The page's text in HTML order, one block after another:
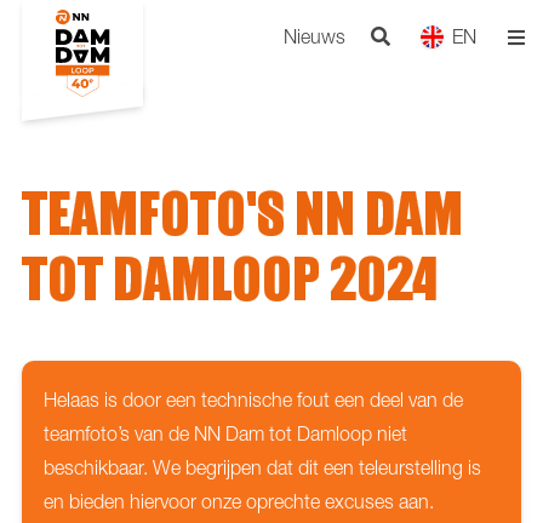
Nieuws EN
TEAMFOTO'S NN DAM
TOT DAMLOOP 2024
Helaas is door een technische fout een deel van de
teamfoto’s van de NN Dam tot Damloop niet
beschikbaar. We begrijpen dat dit een teleurstelling is
en bieden hiervoor onze oprechte excuses aan.